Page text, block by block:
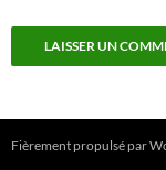
Fièrement propulsé par